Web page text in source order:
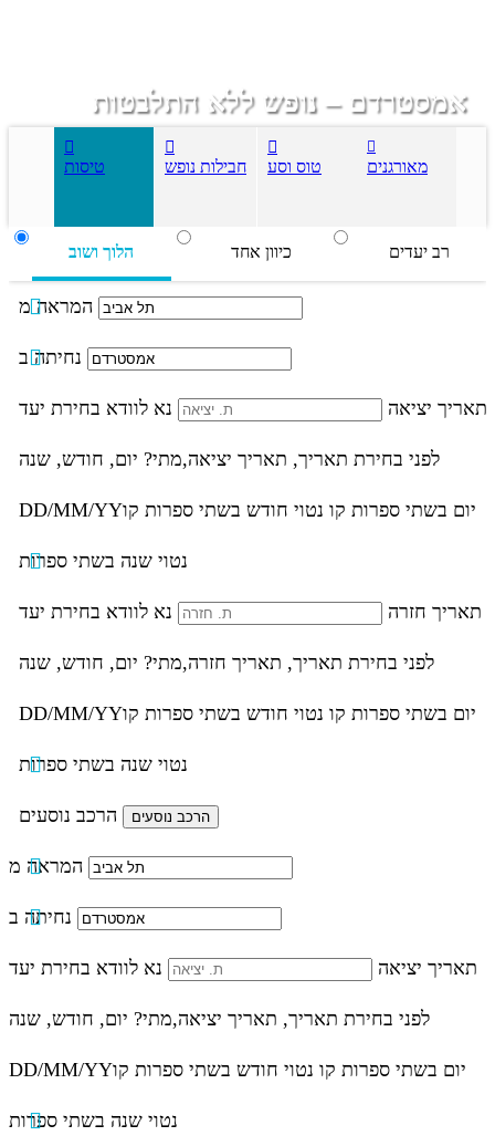
טיסות חבילות נופש טוס וסע מאורגנים
אמסטרדם – נופש ללא התלבטות
הלוך ושוב כיוון אחד רב יעדים
המראה מ
נחיתה ב
תאריך יציאה נא לוודא בחירת יעד
לפני בחירת תאריך, תאריך יציאה,מתי? יום, חודש, שנה
DD/MM/YYיום בשתי ספרות קו נטוי חודש בשתי ספרות קו
נטוי שנה בשתי ספרות
תאריך חזרה נא לוודא בחירת יעד
לפני בחירת תאריך, תאריך חזרה,מתי? יום, חודש, שנה
DD/MM/YYיום בשתי ספרות קו נטוי חודש בשתי ספרות קו
נטוי שנה בשתי ספרות
הרכב נוסעים
המראה מ
נחיתה ב
תאריך יציאה נא לוודא בחירת יעד
לפני בחירת תאריך, תאריך יציאה,מתי? יום, חודש, שנה
DD/MM/YYיום בשתי ספרות קו נטוי חודש בשתי ספרות קו
נטוי שנה בשתי ספרות